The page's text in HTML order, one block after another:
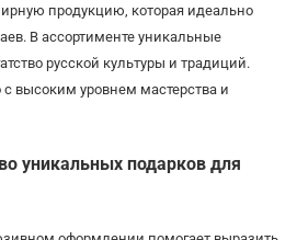
продукцию, которая идеально
В ассортименте уникальные
русской культуры и традиций.
высоким уровнем мастерства и
уникальных подарков для